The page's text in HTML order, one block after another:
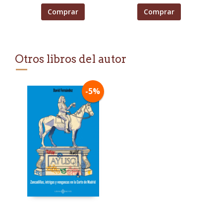
Comprar Comprar
Otros libros del autor
-5%